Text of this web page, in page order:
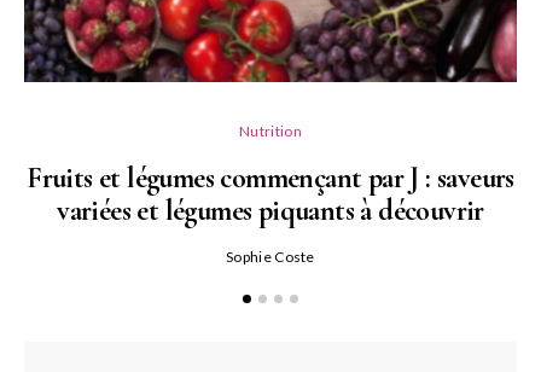
Nutrition
Fruits et légumes commençant par J : saveurs
variées et légumes piquants à découvrir
Sophie Coste